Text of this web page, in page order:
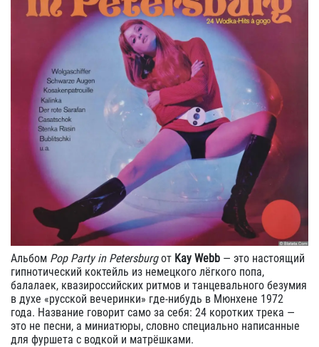
Альбом Pop Party in Petersburgот Kay Webb — это настоящий
гипнотический коктейль из немецкого лёгкого попа,
балалаек, квазироссийских ритмов и танцевального безумия
в духе «русской вечеринки» где-нибудь в Мюнхене 1972
года. Название говорит само за себя: 24 коротких трека —
это не песни, а миниатюры, словно специально написанные
для фуршета с водкой и матрёшками.